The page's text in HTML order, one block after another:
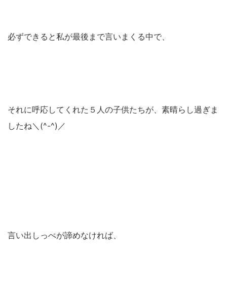
必ずできると私が最後まで言いまくる中で、
それに呼応してくれた５人の子供たちが、素晴らし過ぎま
したね＼(^-^)／
言い出しっぺが諦めなければ、